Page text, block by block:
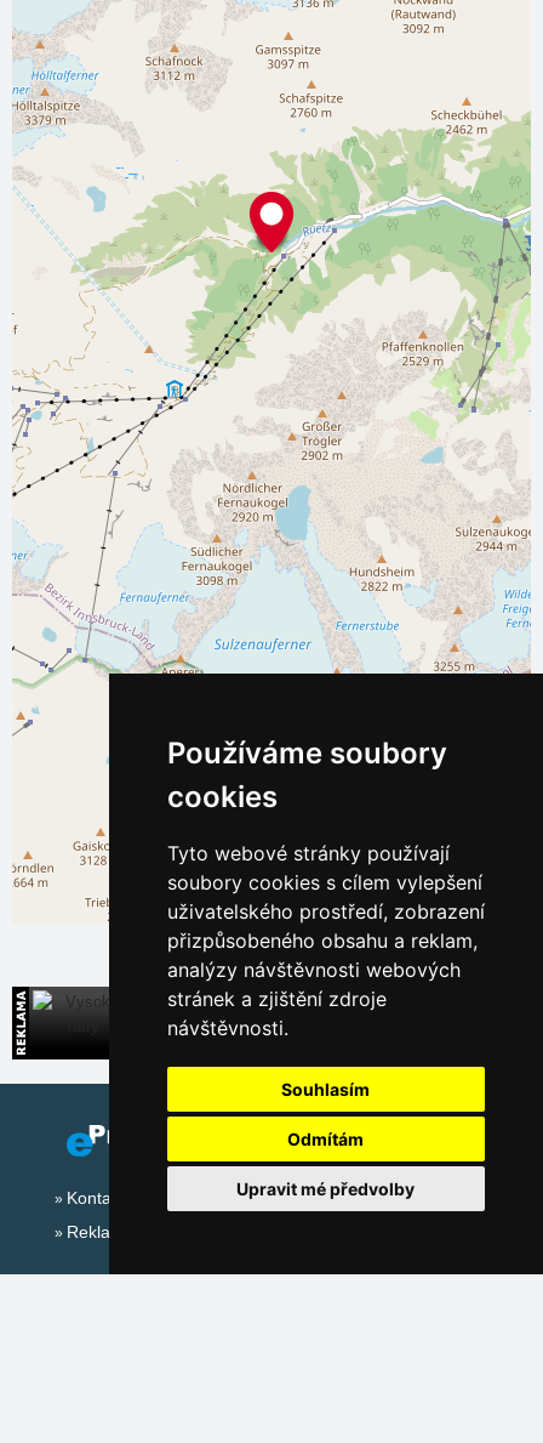
Používáme soubory
cookies
Tyto webové stránky používají
soubory cookies s cílem vylepšení
uživatelského prostředí, zobrazení
přizpůsobeného obsahu a reklam,
analýzy návštěvnosti webových
stránek a zjištění zdroje
návštěvnosti.
Souhlasím
Odmítám
Upravit mé předvolby
Leaflet| ©OpenStreetMapcontributors
Vysoké Tatry
Přímé kontakty na ubytování na Slovensku
Kontakt
Reklama